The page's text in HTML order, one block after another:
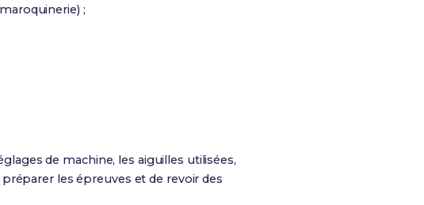
;
de machine, les aiguilles utilisées,
les épreuves et de revoir des